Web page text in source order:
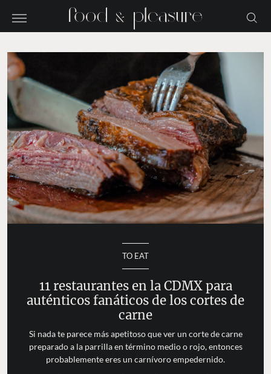
TO EAT
11 restaurantes en la CDMX para
auténticos fanáticos de los cortes de
carne
Si nada te parece más apetitoso que ver un corte de carne
preparado a la parrilla en término medio o rojo, entonces
probablemente eres un carnívoro empedernido.